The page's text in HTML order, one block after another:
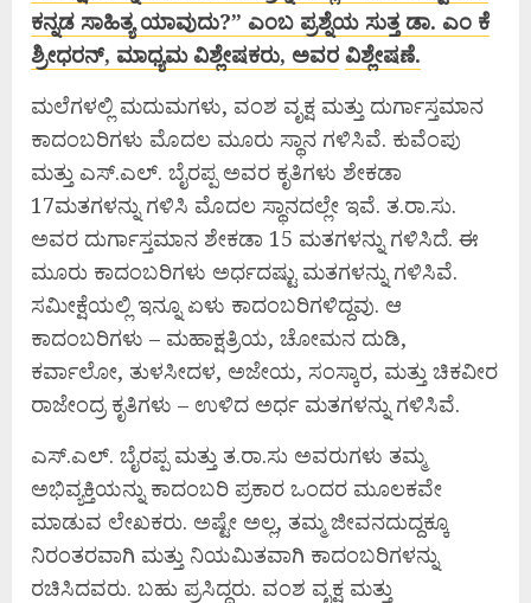
ಕನ್ನಡ ಸಾಹಿತ್ಯ ಯಾವುದು?” ಎಂಬ ಪ್ರಶ್ನೆಯ ಸುತ್ತ ಡಾ. ಎಂ ಕೆ
ಶ್ರೀಧರನ್, ಮಾಧ್ಯಮ ವಿಶ್ಲೇಷಕರು, ಅವರ ವಿಶ್ಲೇಷಣೆ.
ಮಲೆಗಳಲ್ಲಿ ಮದುಮಗಳು, ವಂಶ ವೃಕ್ಷ ಮತ್ತು ದುರ್ಗಾಸ್ತಮಾನ
ಕಾದಂಬರಿಗಳು ಮೊದಲ ಮೂರು ಸ್ಥಾನ ಗಳಿಸಿವೆ. ಕುವೆಂಪು
ಮತ್ತು ಎಸ್.ಎಲ್. ಬೈರಪ್ಪ ಅವರ ಕೃತಿಗಳು ಶೇಕಡಾ
17ಮತಗಳನ್ನು ಗಳಿಸಿ ಮೊದಲ ಸ್ಥಾನದಲ್ಲೇ ಇವೆ. ತ.ರಾ.ಸು.
ಅವರ ದುರ್ಗಾಸ್ತಮಾನ ಶೇಕಡಾ 15 ಮತಗಳನ್ನು ಗಳಿಸಿದೆ. ಈ
ಮೂರು ಕಾದಂಬರಿಗಳು ಅರ್ಧದಷ್ಟು ಮತಗಳನ್ನು ಗಳಿಸಿವೆ.
ಸಮೀಕ್ಷೆಯಲ್ಲಿ ಇನ್ನೂ ಏಳು ಕಾದಂಬರಿಗಳಿದ್ದವು. ಆ
ಕಾದಂಬರಿಗಳು – ಮಹಾಕ್ಷತ್ರಿಯ, ಚೋಮನ ದುಡಿ,
ಕರ್ವಾಲೋ, ತುಳಸೀದಳ, ಅಜೇಯ, ಸಂಸ್ಕಾರ, ಮತ್ತು ಚಿಕವೀರ
ರಾಜೇಂದ್ರ ಕೃತಿಗಳು – ಉಳಿದ ಅರ್ಧ ಮತಗಳನ್ನು ಗಳಿಸಿವೆ.
ಎಸ್.ಎಲ್. ಬೈರಪ್ಪ ಮತ್ತು ತ.ರಾ.ಸು ಅವರುಗಳು ತಮ್ಮ
ಅಭಿವ್ಯಕ್ತಿಯನ್ನು ಕಾದಂಬರಿ ಪ್ರಕಾರ ಒಂದರ ಮೂಲಕವೇ
ಮಾಡುವ ಲೇಖಕರು. ಅಷ್ಟೇ ಅಲ್ಲ, ತಮ್ಮ ಜೀವನದುದ್ದಕ್ಕೂ
ನಿರಂತರವಾಗಿ ಮತ್ತು ನಿಯಮಿತವಾಗಿ ಕಾದಂಬರಿಗಳನ್ನು
ರಚಿಸಿದವರು. ಬಹು ಪ್ರಸಿದ್ಧರು. ವಂಶ ವೃಕ್ಷ ಮತ್ತು